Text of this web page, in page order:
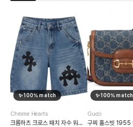
✨100% match
Chrome Hearts
크롬하츠 크로스 패치 자수 워싱 데님 쇼츠
✨100% match
Gucci